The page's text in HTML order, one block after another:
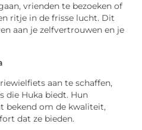
vrienden te bezoeken of
ritje in de frisse lucht. Dit
aan je zelfvertrouwen en je
aan te schaffen,
die Huka biedt. Hun
bekend om de kwaliteit,
dat ze bieden.